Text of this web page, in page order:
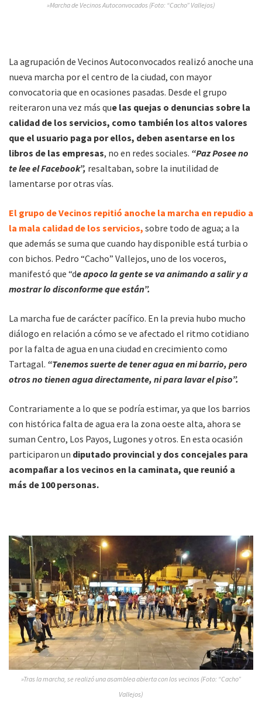
»Marcha de Vecinos Autoconvocados (Foto: “Cacho” Vallejos)
La agrupación de Vecinos Autoconvocados realizó anoche una
nueva marcha por el centro de la ciudad, con mayor
convocatoria que en ocasiones pasadas. Desde el grupo
reiteraron una vez más que las quejas o denuncias sobre la
calidad de los servicios, como también los altos valores
que el usuario paga por ellos, deben asentarse en los
libros de las empresas, no en redes sociales. “Paz Posee no
te lee el Facebook”, resaltaban, sobre la inutilidad de
lamentarse por otras vías.
El grupo de Vecinos repitió anoche la marcha en repudio a
la mala calidad de los servicios, sobre todo de agua; a la
que además se suma que cuando hay disponible está turbia o
con bichos. Pedro “Cacho” Vallejos, uno de los voceros,
manifestó que “de apoco la gente se va animando a salir y a
mostrar lo disconforme que están”.
La marcha fue de carácter pacífico. En la previa hubo mucho
diálogo en relación a cómo se ve afectado el ritmo cotidiano
por la falta de agua en una ciudad en crecimiento como
Tartagal. “Tenemos suerte de tener agua en mi barrio, pero
otros no tienen agua directamente, ni para lavar el piso”.
Contrariamente a lo que se podría estimar, ya que los barrios
con histórica falta de agua era la zona oeste alta, ahora se
suman Centro, Los Payos, Lugones y otros. En esta ocasión
participaron un diputado provincial y dos concejales para
acompañar a los vecinos en la caminata, que reunió a
más de 100 personas.
»Tras la marcha, se realizó una asamblea abierta con los vecinos (Foto: “Cacho”
Vallejos)